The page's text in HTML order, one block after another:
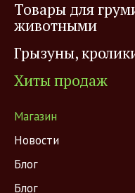
Товары для
животными
Грызуны,
Хиты продаж
Магазин
Новости
Блог
Блог